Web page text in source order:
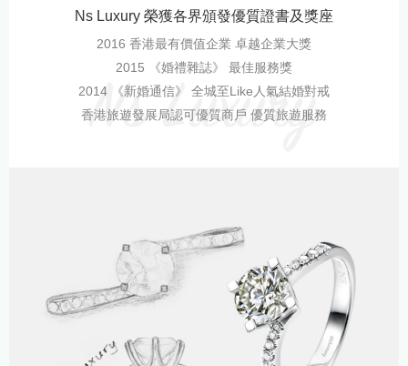
Ns Luxury 榮獲各界頒發優質證書及獎座
2016 香港最有價值企業 卓越企業大獎
2015 《婚禮雜誌》 最佳服務獎
2014 《新婚通信》 全城至Like人氣結婚對戒
香港旅遊發展局認可優質商戶 優質旅遊服務